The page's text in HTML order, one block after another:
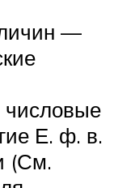
—
Е. ф. в.
(См.